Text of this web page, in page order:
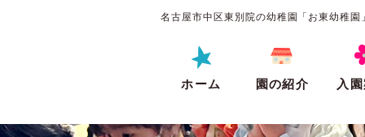
名古屋市中区東別院の幼稚園「お東幼稚園
ホーム 園の紹介 入